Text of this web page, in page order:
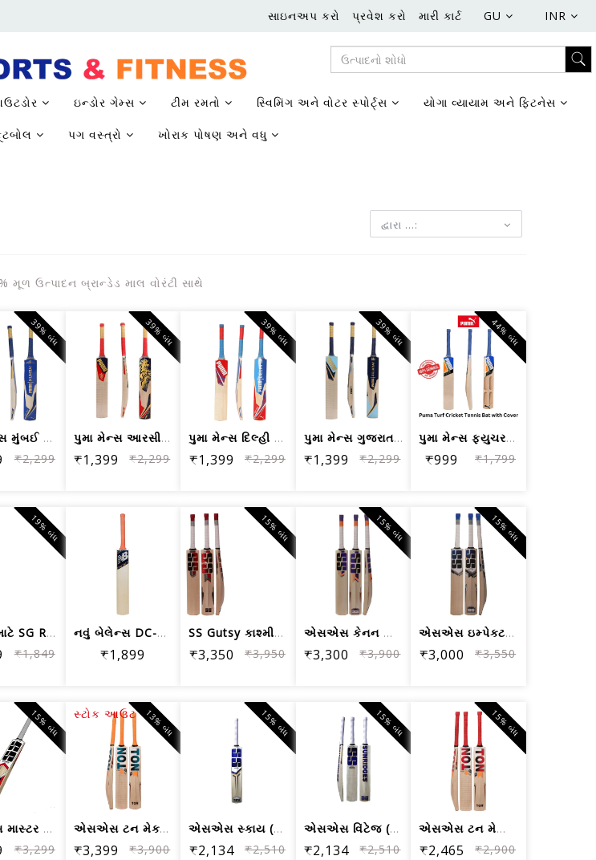
સાઇનઅપ કરો પ્રવેશ કરો મારી કાર્ટ GU INR
ઇન્ડોર ગેમ્સ ટીમ રમતો સ્વિમિંગ અને વોટર સ્પોર્ટ્સ યોગા વ્યાયામ અને ફિટનેસ
પગ વસ્ત્રો ખોરાક પોષણ અને વધુ
દ્વારા ...:
મૂળ ઉત્પાદન બ્રાન્ડેડ માલ વોરંટી સાથે
પુમા મેન્સ મુંબઈ જેએનઆર સિટી બેટ, ઈલે...
₹2,299
39% બંધ
પુમા મેન્સ આરસીબી જેએનઆર સિટી ક્રિકેટ...
₹1,399 ₹2,299
39% બંધ
પુમા મેન્સ દિલ્હી જેએનઆર સિટી ક્રિકેટ...
₹1,399 ₹2,299
39% બંધ
પુમા મેન્સ ગુજરાત જેએનઆર સિટી ક્રિકેટ...
₹1,399 ₹2,299
39% બંધ
પુમા મેન્સ ફ્યુચર એસટીબી ક્રિકેટ બેટ ...
₹999 ₹1,799
44% બંધ
બાળકો માટે SG RSD સ્પાર્ક કાશ્મીર વિલ...
₹1,849
19% બંધ
નવું બેલેન્સ DC-280 બેટ કવર સાથે કાશ્...
₹1,899
SS Gutsy કાશ્મીર વિલો ક્રિકેટ બેટ
₹3,350 ₹3,950
15% બંધ
એસએસ કેનન કાશ્મીર વિલો ક્રિકેટ બેટ-શ
₹3,300 ₹3,900
15% બંધ
એસએસ ઇમ્પેક્ટ કાશ્મીર વિલો ક્રિકેટ બે...
₹3,000 ₹3,550
15% બંધ
એસએસ માસ્ટર કાશ્મીર વિલો ક્રિકેટ બેટ - શ
₹3,299
15% બંધ
એસએસ ટન મેક્સ પાવર કાશ્મીર વિલો ક્રિક...
₹3,399 ₹3,900
સ્ટોક આઉટ 13% બંધ
એસએસ સ્કાય (ખેલાડીઓ) કાશ્મીર વિલો ક્ર...
₹2,134 ₹2,510
15% બંધ
એસએસ વિંટેજ (ખેલાડીઓ) કાશ્મીર વિલો ક્...
₹2,134 ₹2,510
15% બંધ
એસએસ ટન મેક્સિમસ કાશ્મીર વિલો ક્રિકેટ બેટ
₹2,465 ₹2,900
15% બંધ